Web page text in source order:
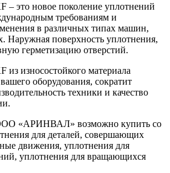
– это новое поколение уплотнений
требованиям и
в различных типах машин,
Наружная поверхность уплотнения,
герметизацию отверстий.
износостойкого материала
оборудования, сократит
техники и качество
«АРИНВАЛ» возможно купить со
для деталей, совершающих
движения, уплотнения для
уплотнения для вращающихся